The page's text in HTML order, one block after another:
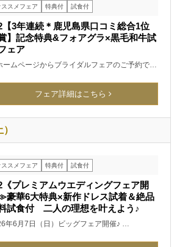
ススメフェア 特典付 試食付
【3年連続＊鹿児島県口コミ総合1位
】記念特典&フォアグラ×黒毛和牛試
ェア
ームページからブライダルフェアのご予約で…
フェア詳細はこちら
ススメフェア 特典付 試食付
《プレミアムウエディングフェア開
豪華6大特典×新作ドレス試着＆絶品
試食付 二人の理想を叶えよう♪
年6月7日（日）ビッグフェア開催♪ …